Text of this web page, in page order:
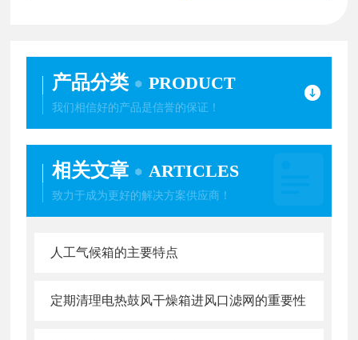
产品分类 PRODUCT
我们相信好的产品是信誉的保证！
相关文章 ARTICLES
致力于成为更好的解决方案供应商！
人工气候箱的主要特点
定期清理电热鼓风干燥箱进风口滤网的重要性